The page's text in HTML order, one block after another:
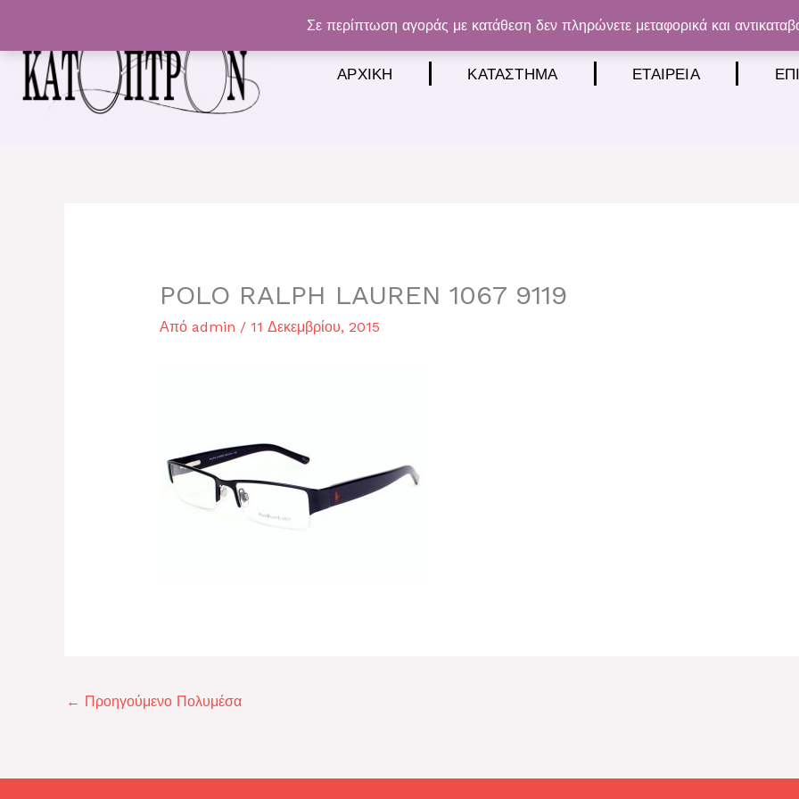
Σε περίπτωση αγοράς με κατάθεση δεν πληρώνετε μεταφορικά και
περιεχόμενο
ΑΡΧΙΚΉ ΚΑΤΆΣΤΗΜΑ ΕΤΑΙΡΕΊΑ
POLO RALPH LAUREN 1067 9119
Από admin / 11 Δεκεμβρίου, 2015
← Προηγούμενο Πολυμέσα